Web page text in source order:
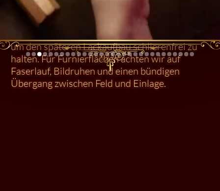
Verarbeitet wurden Nussbaum, Wurzelnuss,
Eiche, Buche, MDF sowie
Palisander/Mahagoni. Wir arbeiten trocken,
um den späteren Lackaufbau schlierenfrei zu
halten. Für Furnierflächen achten wir auf
Faserlauf, Bildruhen und einen bündigen
Übergang zwischen Feld und Einlage.